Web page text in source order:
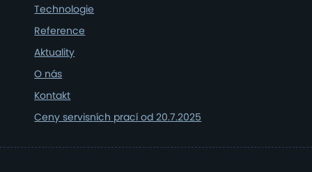
Technologie
Reference
Aktuality
O nás
Kontakt
Ceny servisních prací od 20.7.2025